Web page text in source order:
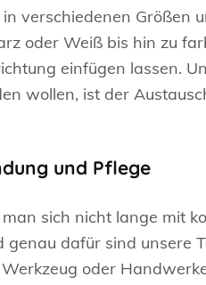
verschiedenen Größen
oder Weiß bis hin zu
einfügen lassen.
wollen, ist der
und Pflege
sich nicht lange mit
genau dafür sind unsere
oder